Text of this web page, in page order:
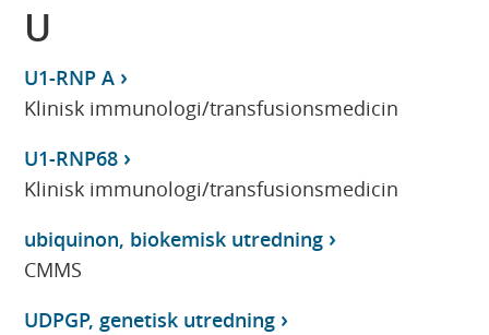
U
U1-RNP A
Klinisk immunologi/transfusionsmedicin
U1-RNP68
Klinisk immunologi/transfusionsmedicin
ubiquinon, biokemisk utredning
CMMS
UDPGP, genetisk utredning